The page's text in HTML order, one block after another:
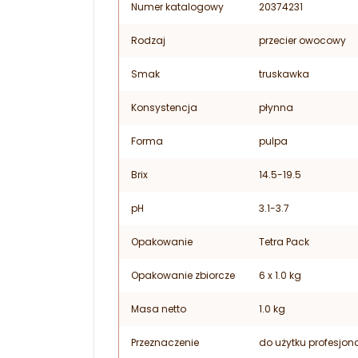
Numer katalogowy 20374231
Rodzaj przecier owocowy
Smak truskawka
Konsystencja płynna
Forma pulpa
Brix 14.5-19.5
pH 3.1-3.7
Opakowanie Tetra Pack
Opakowanie zbiorcze 6 x 1.0 kg
Masa netto 1.0 kg
Przeznaczenie do użytku